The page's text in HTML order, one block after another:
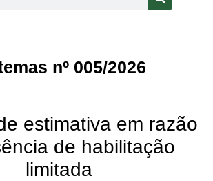
nº 005/2026
estimativa em razão
de habilitação
limitada